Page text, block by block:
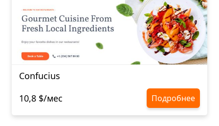
Confucius​​​​​​​
10,8 $/мес
Подробнее